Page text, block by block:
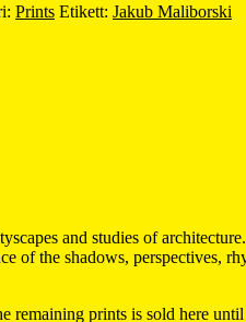
Prints Etikett: Jakub Maliborski
and studies of
of the shadows, perspectives,
remaining prints is sold here